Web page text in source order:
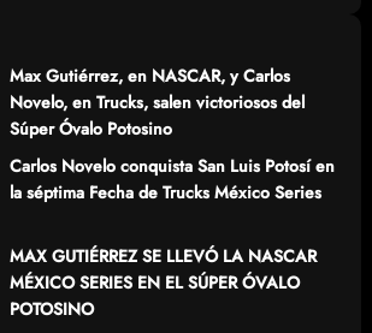
Max Gutiérrez, en NASCAR, y Carlos
Novelo, en Trucks, salen victoriosos del
Súper Óvalo Potosino
Carlos Novelo conquista San Luis Potosí en
la séptima Fecha de Trucks México Series
MAX GUTIÉRREZ SE LLEVÓ LA NASCAR
MÉXICO SERIES EN EL SÚPER ÓVALO
POTOSINO